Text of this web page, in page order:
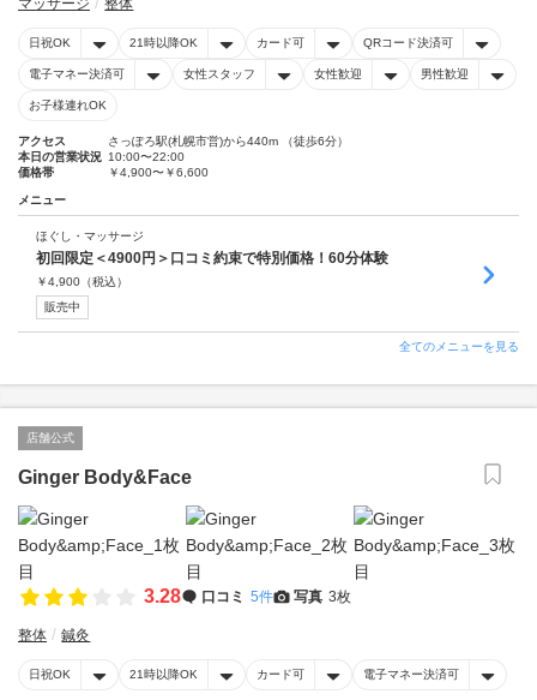
マッサージ 整体
日祝OK 21時以降OK カード可 QRコード決済可
電子マネー決済可 女性スタッフ 女性歓迎 男性歓迎
お子様連れOK
アクセス
さっぽろ駅(札幌市営)から440m （徒歩6分）
本日の営業状況 10:00〜22:00
価格帯
￥4,900〜￥6,600
メニュー
ほぐし・マッサージ
初回限定＜4900円＞口コミ約束で特別価格！60分体験
￥4,900 （税込）
販売中
全てのメニューを見る
店舗公式
Ginger Body&Face
3.28 口コミ 5件 写真 3枚
整体 鍼灸
日祝OK 21時以降OK カード可 電子マネー決済可